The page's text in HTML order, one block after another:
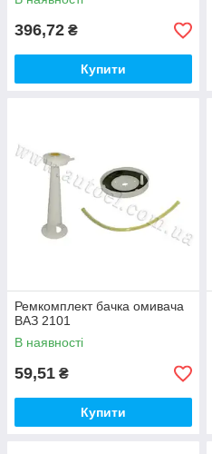
396,72 ₴
Купити
Ремкомплект бачка омивача
ВАЗ 2101
В наявності
59,51 ₴
Купити